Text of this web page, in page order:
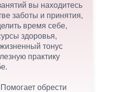
вы находитесь
заботы и принятия,
время себе,
здоровья,
тонус
практику
Помогает обрести